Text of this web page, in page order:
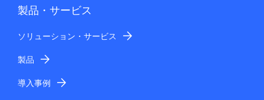
製品・サービス
ソリューション・サービス
製品
導入事例